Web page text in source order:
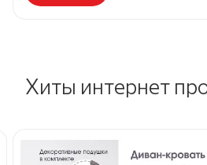
Хиты интернет